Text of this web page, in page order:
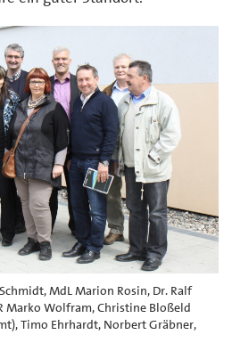
MdL Marion Rosin, Dr. Ralf
Marko Wolfram, Christine Bloßeld
Timo Ehrhardt, Norbert Gräbner,